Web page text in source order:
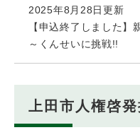
2025年8月28日更新
【申込終了しました
～くんせいに挑戦!!
上田市人権啓